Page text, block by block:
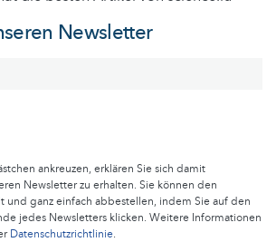
Newsletter
ankreuzen, erklären Sie sich damit
Newsletter zu erhalten. Sie können den
und ganz einfach abbestellen, indem Sie auf den
jedes Newsletters klicken. Weitere Informationen
Datenschutzrichtlinie.